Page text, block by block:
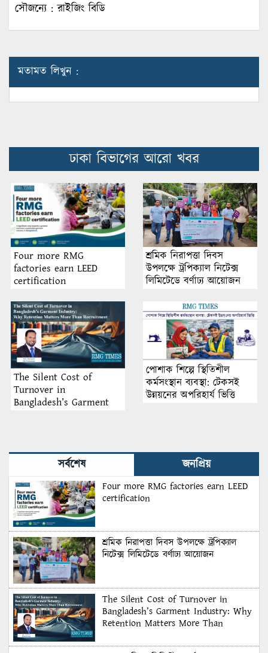
সৌজন্যে : রাইজিং বিডি
মতামত লিখুন :
ঢাকা বিভাগের আরো খবর
Four more RMG
factories earn LEED
certification
শ্রমিক নিরাপত্তা দিবস
উপলক্ষে ট্রপিক্যাল নিটেক্স
লিমিটেডে বর্ণাঢ্য আয়োজন
The Silent Cost of
Turnover in
Bangladesh’s Garment
পোশাক শিল্পে স্থিতিশীল
কর্মসংস্থান ব্যবস্থা: টেকসই
উন্নয়নের অপরিহার্য ভিত্তি
সর্বশেষ জনপ্রিয়
Four more RMG factories earn LEED
certification
শ্রমিক নিরাপত্তা দিবস উপলক্ষে ট্রপিক্যাল
নিটেক্স লিমিটেডে বর্ণাঢ্য আয়োজন
The Silent Cost of Turnover in
Bangladesh’s Garment Industry: Why
Retention Matters More Than